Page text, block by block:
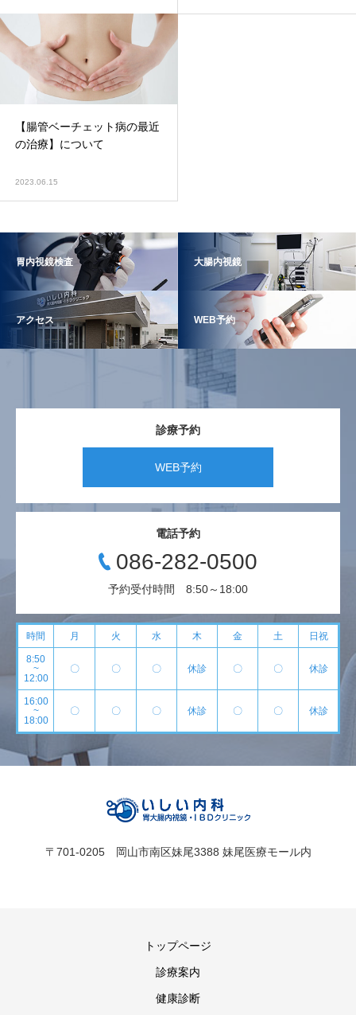
【腸管ベーチェット病の最近
の治療】について
2023.06.15
胃内視鏡検査 大腸内視鏡
アクセス WEB予約
診療予約
WEB予約
電話予約
086-282-0500
予約受付時間 8:50～18:00
時間 月 火 水 木 金 土 日祝
8:50
~
12:00
〇 〇 〇 休診 〇 〇 休診
16:00
~
18:00
〇 〇 〇 休診 〇 〇 休診
〒701-0205 岡山市南区妹尾3388 妹尾医療モール内
トップページ
診療案内
健康診断